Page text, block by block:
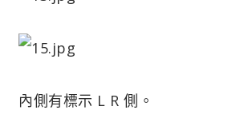
內側有標示 L R 側。